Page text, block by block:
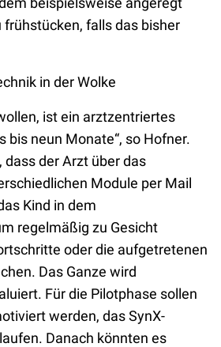
falls das bisher
in der Wolke
ist ein arztzentriertes
bis neun Monate“, so Hofner.
dass der Arzt über das
Module per Mail
Kind in dem
regelmäßig zu Gesicht
oder die aufgetretenen
Das Ganze wird
Für die Pilotphase sollen
werden, das SynX-
Danach könnten es